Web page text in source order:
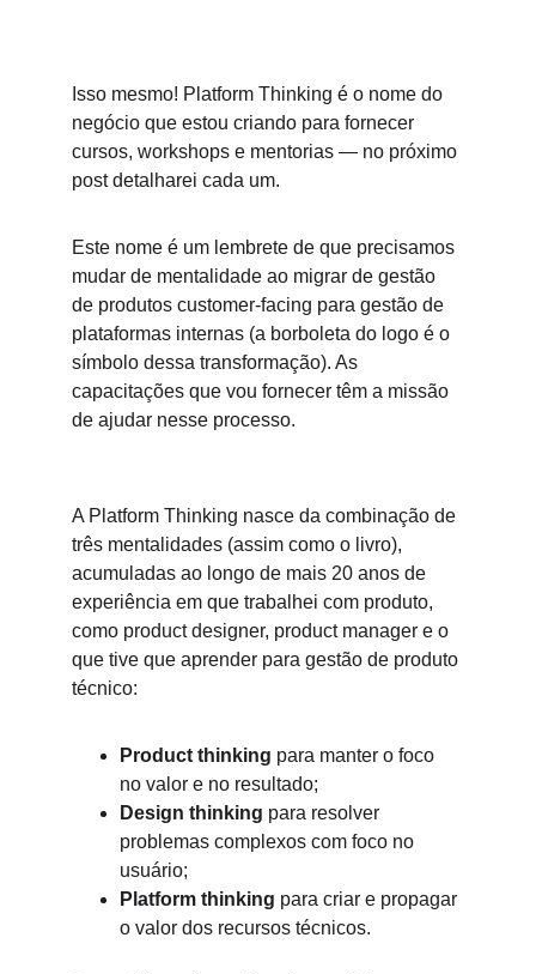
Isso mesmo! Platform Thinking é o nome do
negócio que estou criando para fornecer
cursos, workshops e mentorias — no próximo
post detalharei cada um.
Este nome é um lembrete de que precisamos
mudar de mentalidade ao migrar de gestão
de produtos customer-facing para gestão de
plataformas internas (a borboleta do logo é o
símbolo dessa transformação). As
capacitações que vou fornecer têm a missão
de ajudar nesse processo.
A Platform Thinking nasce da combinação de
três mentalidades (assim como o livro),
acumuladas ao longo de mais 20 anos de
experiência em que trabalhei com produto,
como product designer, product manager e o
que tive que aprender para gestão de produto
técnico:
Product thinking para manter o foco
no valor e no resultado;
Design thinking para resolver
problemas complexos com foco no
usuário;
Platform thinking para criar e propagar
o valor dos recursos técnicos.